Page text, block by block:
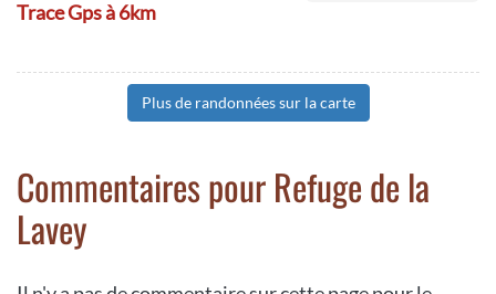
Trace Gps à 6km
Plus de randonnées sur la carte
Commentaires pour Refuge de la
Lavey